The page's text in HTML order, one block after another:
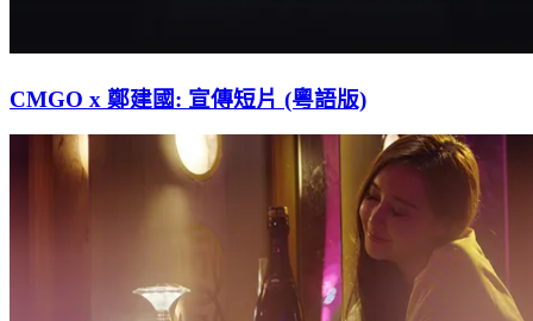
CMGO x 鄭建國: 宣傳短片 (粵語版)